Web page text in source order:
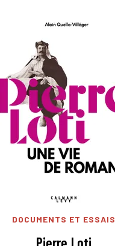
DOCUMENTS ET ESSAIS
Pierre Loti